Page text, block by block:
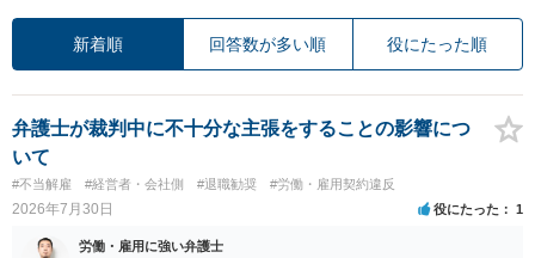
新着順 回答数が多い順 役にたった順
弁護士が裁判中に不十分な主張をすることの影響につ
いて
#不当解雇 #経営者・会社側 #退職勧奨 #労働・雇用契約違反
2026年7月30日 役にたった 1
労働・雇用に強い弁護士